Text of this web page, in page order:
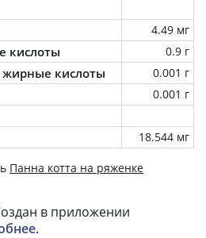
4.49 мг
кислоты 0.9 г
кислоты
0.001 г
0.001 г
18.544 мг
Панна котта на ряженке
в приложении
.